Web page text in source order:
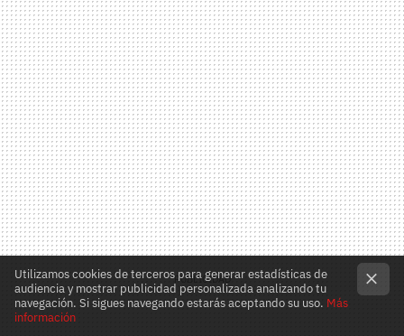
Utilizamos cookies de terceros para generar estadísticas de
audiencia y mostrar publicidad personalizada analizando tu
navegación. Si sigues navegando estarás aceptando su uso. Más
información